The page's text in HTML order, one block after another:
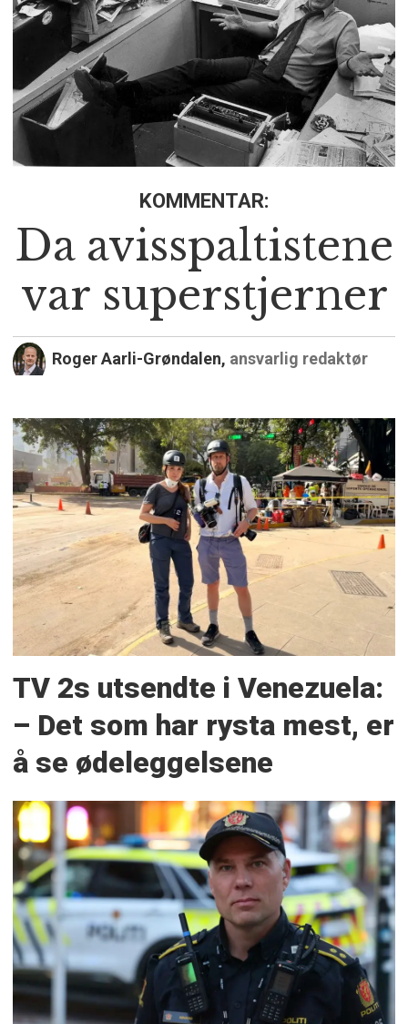
KOMMENTAR:
Da avisspaltistene
var superstjerner
Roger Aarli-Grøndalen, ansvarlig redaktør
TV 2s utsendte i Venezuela:
– Det som har rysta mest, er
å se ødeleggelsene